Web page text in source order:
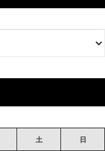
土 日